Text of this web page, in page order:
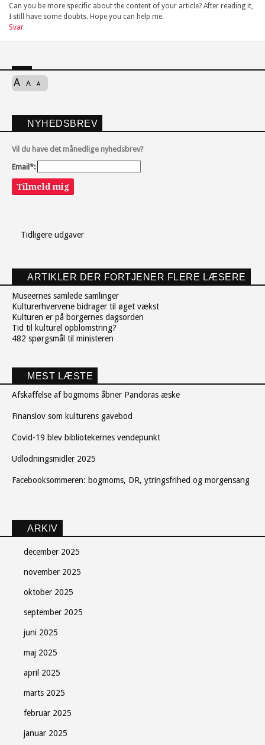
Can you be more specific about the content of your article? After reading it,
I still have some doubts. Hope you can help me.
Svar
A A A
NYHEDSBREV
Vil du have det månedlige nyhedsbrev?
Email*:
Tilmeld mig
Tidligere udgaver
ARTIKLER DER FORTJENER FLERE LÆSERE
Museernes samlede samlinger
Kulturerhvervene bidrager til øget vækst
Kulturen er på borgernes dagsorden
Tid til kulturel opblomstring?
482 spørgsmål til ministeren
MEST LÆSTE
Afskaffelse af bogmoms åbner Pandoras æske
Finanslov som kulturens gavebod
Covid-19 blev bibliotekernes vendepunkt
Udlodningsmidler 2025
Facebooksommeren: bogmoms, DR, ytringsfrihed og morgensang
ARKIV
december 2025
november 2025
oktober 2025
september 2025
juni 2025
maj 2025
april 2025
marts 2025
februar 2025
januar 2025